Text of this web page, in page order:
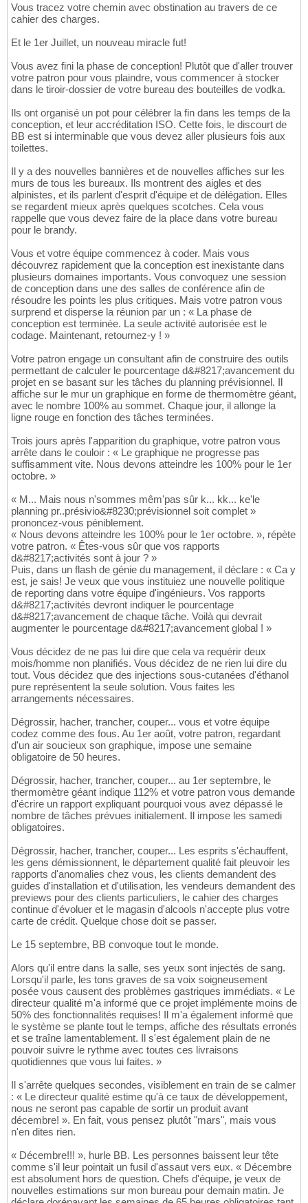
Vous tracez votre chemin avec obstination au travers de ce
cahier des charges.
Et le 1er Juillet, un nouveau miracle fut!
Vous avez fini la phase de conception! Plutôt que d'aller trouver
votre patron pour vous plaindre, vous commencer à stocker
dans le tiroir-dossier de votre bureau des bouteilles de vodka.
Ils ont organisé un pot pour célébrer la fin dans les temps de la
conception, et leur accréditation ISO. Cette fois, le discourt de
BB est si interminable que vous devez aller plusieurs fois aux
toilettes.
Il y a des nouvelles bannières et de nouvelles affiches sur les
murs de tous les bureaux. Ils montrent des aigles et des
alpinistes, et ils parlent d'esprit d'équipe et de délégation. Elles
se regardent mieux après quelques scotches. Cela vous
rappelle que vous devez faire de la place dans votre bureau
pour le brandy.
Vous et votre équipe commencez à coder. Mais vous
découvrez rapidement que la conception est inexistante dans
plusieurs domaines importants. Vous convoquez une session
de conception dans une des salles de conférence afin de
résoudre les points les plus critiques. Mais votre patron vous
surprend et disperse la réunion par un : « La phase de
conception est terminée. La seule activité autorisée est le
codage. Maintenant, retournez-y ! »
Votre patron engage un consultant afin de construire des outils
permettant de calculer le pourcentage d&#8217;avancement du
projet en se basant sur les tâches du planning prévisionnel. Il
affiche sur le mur un graphique en forme de thermomètre géant,
avec le nombre 100% au sommet. Chaque jour, il allonge la
ligne rouge en fonction des tâches terminées.
Trois jours après l'apparition du graphique, votre patron vous
arrête dans le couloir : « Le graphique ne progresse pas
suffisamment vite. Nous devons atteindre les 100% pour le 1er
octobre. »
« M... Mais nous n'sommes mêm'pas sûr k... kk... ke'le
planning pr..présivio&#8230;prévisionnel soit complet »
prononcez-vous péniblement.
« Nous devons atteindre les 100% pour le 1er octobre. », répète
votre patron. « Êtes-vous sûr que vos rapports
d&#8217;activités sont à jour ? »
Puis, dans un flash de génie du management, il déclare : « Ca y
est, je sais! Je veux que vous instituiez une nouvelle politique
de reporting dans votre équipe d'ingénieurs. Vos rapports
d&#8217;activités devront indiquer le pourcentage
d&#8217;avancement de chaque tâche. Voilà qui devrait
augmenter le pourcentage d&#8217;avancement global ! »
Vous décidez de ne pas lui dire que cela va requérir deux
mois/homme non planifiés. Vous décidez de ne rien lui dire du
tout. Vous décidez que des injections sous-cutanées d'éthanol
pure représentent la seule solution. Vous faites les
arrangements nécessaires.
Dégrossir, hacher, trancher, couper... vous et votre équipe
codez comme des fous. Au 1er août, votre patron, regardant
d'un air soucieux son graphique, impose une semaine
obligatoire de 50 heures.
Dégrossir, hacher, trancher, couper... au 1er septembre, le
thermomètre géant indique 112% et votre patron vous demande
d'écrire un rapport expliquant pourquoi vous avez dépassé le
nombre de tâches prévues initialement. Il impose les samedi
obligatoires.
Dégrossir, hacher, trancher, couper... Les esprits s'échauffent,
les gens démissionnent, le département qualité fait pleuvoir les
rapports d'anomalies chez vous, les clients demandent des
guides d'installation et d'utilisation, les vendeurs demandent des
previews pour des clients particuliers, le cahier des charges
continue d'évoluer et le magasin d'alcools n'accepte plus votre
carte de crédit. Quelque chose doit se passer.
Le 15 septembre, BB convoque tout le monde.
Alors qu'il entre dans la salle, ses yeux sont injectés de sang.
Lorsqu'il parle, les tons graves de sa voix soigneusement
posée vous causent des problèmes gastriques immédiats. « Le
directeur qualité m'a informé que ce projet implémente moins de
50% des fonctionnalités requises! Il m'a également informé que
le système se plante tout le temps, affiche des résultats erronés
et se traîne lamentablement. Il s'est également plain de ne
pouvoir suivre le rythme avec toutes ces livraisons
quotidiennes que vous lui faites. »
Il s'arrête quelques secondes, visiblement en train de se calmer
: « Le directeur qualité estime qu'à ce taux de développement,
nous ne seront pas capable de sortir un produit avant
décembre! ». En fait, vous pensez plutôt "mars", mais vous
n'en dites rien.
« Décembre!!! », hurle BB. Les personnes baissent leur tête
comme s'il leur pointait un fusil d'assaut vers eux. « Décembre
est absolument hors de question. Chefs d'équipe, je veux de
nouvelles estimations sur mon bureau pour demain matin. Je